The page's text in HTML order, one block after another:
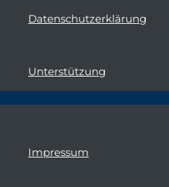
Datenschutzerklärung
Unterstützung
Impressum